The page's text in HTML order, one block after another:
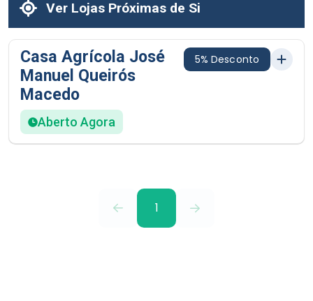
Ver Lojas Próximas de Si
Casa Agrícola José
Manuel Queirós
Macedo
5% Desconto
Aberto Agora
1